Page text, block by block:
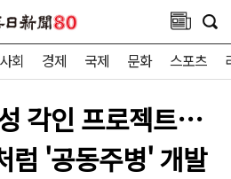
사회 경제 국제 문화 스포츠
각인 프로젝트…
럼 '공동주병' 개발